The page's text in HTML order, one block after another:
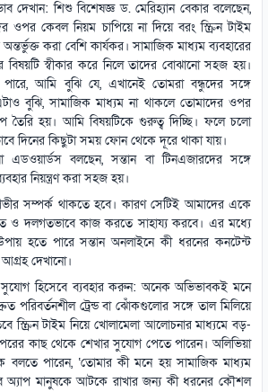
দেখান: শিশু বিশেষজ্ঞ ড. মেরিহ্যান বেকার বলেছেন,
ওপর কেবল নিয়ম চাপিয়ে না দিয়ে বরং স্ক্রিন টাইম
করা বেশি কার্যকর। সামাজিক মাধ্যম ব্যবহারের
বিষয়টি স্বীকার করে নিলে তাদের বোঝানো সহজ হয়।
আমি বুঝি যে, এখানেই তোমরা বন্ধুদের সঙ্গে
বুঝি, সামাজিক মাধ্যম না থাকলে তোমাদের ওপর
তৈরি হয়। আমি বিষয়টিকে গুরুত্ব দিচ্ছি। ফলে চলো
দিনের কিছুটা সময় ফোন থেকে দূরে থাকা যায়।
এডওয়ার্ডস বলছেন, সন্তান বা টিনএজারদের সঙ্গে
নিয়ন্ত্রণ করা সহজ হয়।
সম্পর্ক থাকতে হবে। কারণ সেটিই আমাদের একে
ও দলগতভাবে কাজ করতে সাহায্য করবে। এর মধ্যে
হতে পারে সন্তান অনলাইনে কী ধরনের কনটেন্ট
দেখানো।
সুযোগ হিসেবে ব্যবহার করুন: অনেক অভিভাবকই মনে
পরিবর্তনশীল ট্রেন্ড বা ঝোঁকগুলোর সঙ্গে তাল মিলিয়ে
স্ক্রিন টাইম নিয়ে খোলামেলা আলোচনার মাধ্যমে বড়-
কাছ থেকে শেখার সুযোগ পেতে পারেন। অলিভিয়া
বলতে পারেন, ‘তোমার কী মনে হয় সামাজিক মাধ্যম
মানুষকে আটকে রাখার জন্য কী ধরনের কৌশল